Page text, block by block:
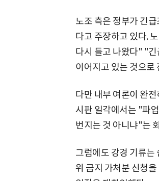
노조 측은 정부가 긴
다고 주장하고 있다.
다시 들고 나왔다" "
이어지고 있는 것으로
다만 내부 여론이 완
시판 일각에서는 "파
번지는 것 아니냐"는
그럼에도 강경 기류는
위 금지 가처분 신청